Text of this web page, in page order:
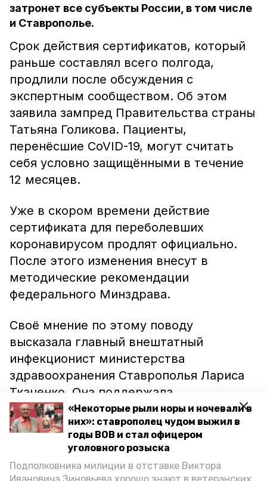
«Некоторые рыли норы и ночевали в
них»: ставрополец чудом выжил в
годы ВОВ и стал офицером
уголовного розыска
Подполковника милиции в отставке Виктора
затронет все субъекты России, в том числе
и Ставрополье.
Срок действия сертификатов, который
раньше составлял всего полгода,
продлили после обсуждения с
экспертным сообществом. Об этом
заявила зампред Правительства страны
Татьяна Голикова. Пациенты,
перенёсшие CoVID-19, могут считать
себя условно защищёнными в течение
12 месяцев.
Уже в скором времени действие
сертификата для переболевших
коронавирусом продлят официально.
После этого изменения внесут в
методические рекомендации
федерального Минздрава.
Своё мнение по этому поводу
высказала главный внештатный
инфекционист министерства
здравоохранения Ставрополья Лариса
Ткаченко. Она поддержала
нововведение и отметила, что считает
его правильным и своевременным,
«Победа26».
«В целом решение, которое было